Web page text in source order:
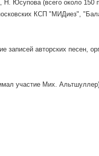
Юсупова (всего около 150
КСП "МИДиез",
авторских песен,
участие Мих.